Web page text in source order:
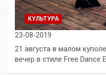
КУЛЬТУРА
23-08-2019
21 августа в малом
вечер в стиле Free Dance